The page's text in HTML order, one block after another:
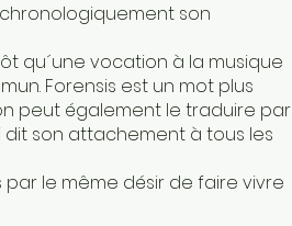
son
qu´une vocation à la musique
Forensis est un mot plus
peut également le traduire par
dit son attachement à tous les
le même désir de faire vivre